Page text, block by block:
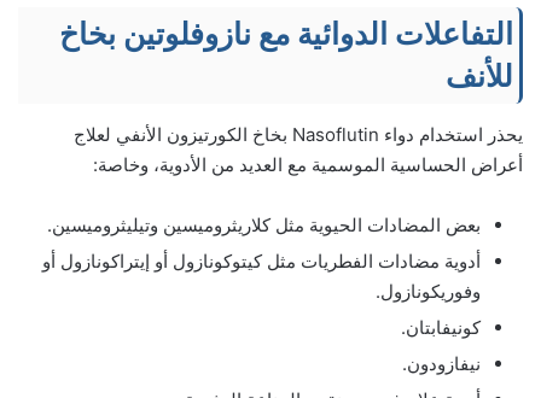
التفاعلات الدوائية مع نازوفلوتين بخاخ
للأنف
يحذر استخدام دواء ‌Nasoflutin بخاخ الكورتيزون الأنفي لعلاج
أعراض الحساسية الموسمية مع العديد من الأدوية، وخاصة:
بعض المضادات الحيوية مثل كلاريثروميسين وتيليثروميسين.
أدوية مضادات الفطريات مثل كيتوكونازول أو إيتراكونازول أو
وفوريكونازول.
كونيفابتان.
نيفازودون.